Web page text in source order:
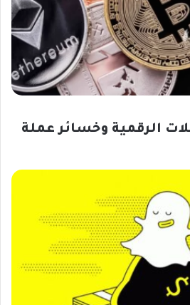
الرقمية وخسائر عملة